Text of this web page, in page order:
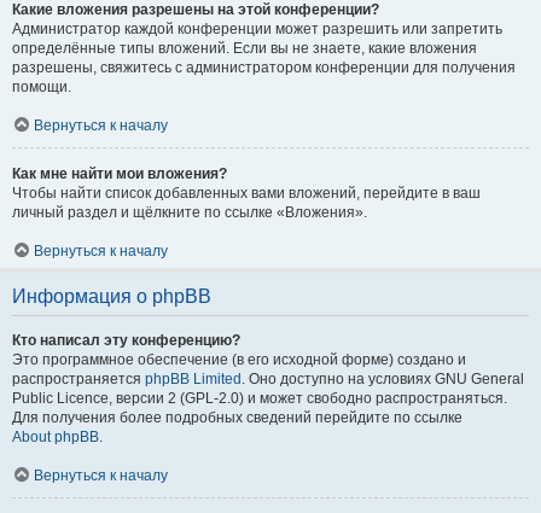
Какие вложения разрешены на этой конференции?
Администратор каждой конференции может разрешить или запретить
определённые типы вложений. Если вы не знаете, какие вложения
разрешены, свяжитесь с администратором конференции для получения
помощи.
Вернуться к началу
Как мне найти мои вложения?
Чтобы найти список добавленных вами вложений, перейдите в ваш
личный раздел и щёлкните по ссылке «Вложения».
Вернуться к началу
Информация о phpBB
Кто написал эту конференцию?
Это программное обеспечение (в его исходной форме) создано и
распространяется phpBB Limited . Оно доступно на условиях GNU General
Public Licence, версии 2 (GPL-2.0) и может свободно распространяться.
Для получения более подробных сведений перейдите по ссылке
About phpBB.
Вернуться к началу